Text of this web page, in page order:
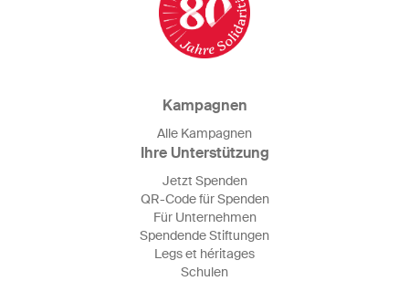
Kampagnen
Alle Kampagnen
Ihre Unterstützung
Jetzt Spenden
QR-Code für Spenden
Für Unternehmen
Spendende Stiftungen
Legs et héritages
Schulen